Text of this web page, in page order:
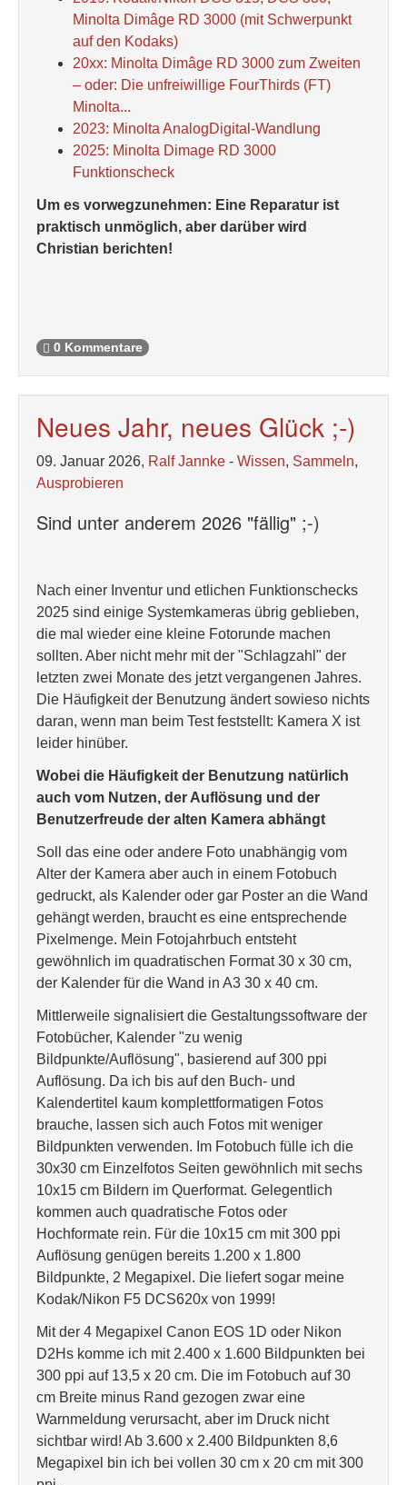
Minolta Dimâge RD 3000 (mit Schwerpunkt
auf den Kodaks)
20xx: Minolta Dimâge RD 3000 zum Zweiten
– oder: Die unfreiwillige FourThirds (FT)
Minolta...
2023: Minolta AnalogDigital-Wandlung
2025: Minolta Dimage RD 3000
Funktionscheck
Um es vorwegzunehmen: Eine Reparatur ist
praktisch unmöglich, aber darüber wird
Christian berichten!
0 Kommentare
Neues Jahr, neues Glück ;-)
09. Januar 2026, Ralf Jannke - Wissen, Sammeln,
Ausprobieren
Sind unter anderem 2026 "fällig" ;-)
Nach einer Inventur und etlichen Funktionschecks
2025 sind einige Systemkameras übrig geblieben,
die mal wieder eine kleine Fotorunde machen
sollten. Aber nicht mehr mit der "Schlagzahl" der
letzten zwei Monate des jetzt vergangenen Jahres.
Die Häufigkeit der Benutzung ändert sowieso nichts
daran, wenn man beim Test feststellt: Kamera X ist
leider hinüber.
Wobei die Häufigkeit der Benutzung natürlich
auch vom Nutzen, der Auflösung und der
Benutzerfreude der alten Kamera abhängt
Soll das eine oder andere Foto unabhängig vom
Alter der Kamera aber auch in einem Fotobuch
gedruckt, als Kalender oder gar Poster an die Wand
gehängt werden, braucht es eine entsprechende
Pixelmenge. Mein Fotojahrbuch entsteht
gewöhnlich im quadratischen Format 30 x 30 cm,
der Kalender für die Wand in A3 30 x 40 cm.
Mittlerweile signalisiert die Gestaltungssoftware der
Fotobücher, Kalender "zu wenig
Bildpunkte/Auflösung", basierend auf 300 ppi
Auflösung. Da ich bis auf den Buch- und
Kalendertitel kaum komplettformatigen Fotos
brauche, lassen sich auch Fotos mit weniger
Bildpunkten verwenden. Im Fotobuch fülle ich die
30x30 cm Einzelfotos Seiten gewöhnlich mit sechs
10x15 cm Bildern im Querformat. Gelegentlich
kommen auch quadratische Fotos oder
Hochformate rein. Für die 10x15 cm mit 300 ppi
Auflösung genügen bereits 1.200 x 1.800
Bildpunkte, 2 Megapixel. Die liefert sogar meine
Kodak/Nikon F5 DCS620x von 1999!
Mit der 4 Megapixel Canon EOS 1D oder Nikon
D2Hs komme ich mit 2.400 x 1.600 Bildpunkten bei
300 ppi auf 13,5 x 20 cm. Die im Fotobuch auf 30
cm Breite minus Rand gezogen zwar eine
Warnmeldung verursacht, aber im Druck nicht
sichtbar wird! Ab 3.600 x 2.400 Bildpunkten 8,6
Megapixel bin ich bei vollen 30 cm x 20 cm mit 300